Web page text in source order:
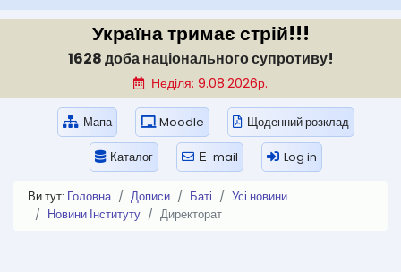
Україна тримає стрій!!!
1628 доба національного супротиву!
Неділя: 9.08.2026р.
Мапа Moodle Щоденний розклад
Каталог Е-mail Log in
Ви тут: Головна Дописи Баті
Усі новини
Новини Інституту
Директорат